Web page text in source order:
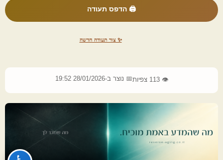
🖨️ הדפס תעודה
✨ צור תעודה חדשה
👁️ 113 צפיות 📅 נוצר ב-28/01/2026 19:52